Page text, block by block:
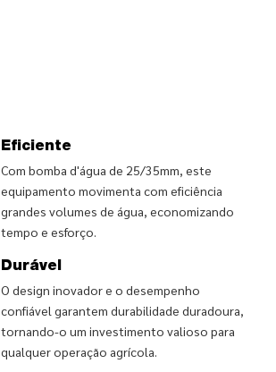
Eficiente
Com bomba d'água de 25/35mm, este
equipamento movimenta com eficiência
grandes volumes de água, economizando
tempo e esforço.
Durável
O design inovador e o desempenho
confiável garantem durabilidade duradoura,
tornando-o um investimento valioso para
qualquer operação agrícola.